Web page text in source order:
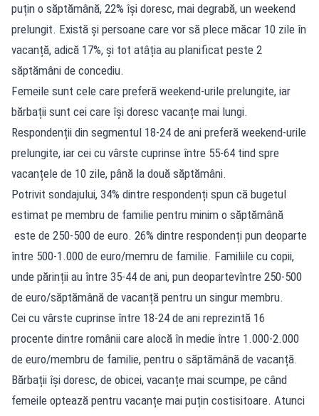
puțin o săptămână, 22% își doresc, mai degrabă, un weekend
prelungit. Există și persoane care vor să plece măcar 10 zile în
vacanță, adică 17%, și tot atâția au planificat peste 2
săptămâni de concediu.
Femeile sunt cele care preferă weekend-urile prelungite, iar
bărbații sunt cei care își doresc vacanțe mai lungi.
Respondenții din segmentul 18-24 de ani preferă weekend-urile
prelungite, iar cei cu vârste cuprinse între 55-64 tind spre
vacanțele de 10 zile, până la două săptămâni.
Potrivit sondajului, 34% dintre respondenți spun că bugetul
estimat pe membru de familie pentru minim o săptămână
este de 250-500 de euro. 26% dintre respondenți pun deoparte
între 500-1.000 de euro/memru de familie. Familiile cu copii,
unde părinții au între 35-44 de ani, pun deopartevîntre 250-500
de euro/săptămână de vacanță pentru un singur membru.
Cei cu vârste cuprinse între 18-24 de ani reprezintă 16
procente dintre românii care alocă în medie între 1.000-2.000
de euro/membru de familie, pentru o săptămână de vacanță.
Bărbații își doresc, de obicei, vacanțe mai scumpe, pe când
femeile optează pentru vacanțe mai puțin costisitoare. Atunci